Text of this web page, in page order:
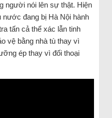
người nói lên sự thật. Hiện
nước đang bị Hà Nội hành
tấn cả thể xác lẫn tinh
vệ bằng nhà tù thay vì
ép thay vì đối thoại